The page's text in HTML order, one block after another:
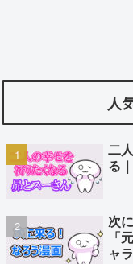
人
二
る
次
「
ャ